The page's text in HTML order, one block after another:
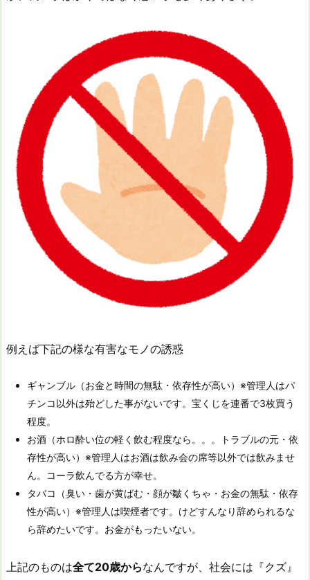
例えば下記の様な有害なモノの誘惑
ギャンブル（お金と時間の無駄・依存性が高い）※管理人はパ
チンコ以外は殆どした事がないです。宝くじを連番で3枚買う
程度。
お酒（ホロ酔い位の軽く飲む程度なら。。。トラブルの元・依
存性が高い）※管理人はお酒は飲み会の席等以外では飲みませ
ん。コーラ飲んでる方が幸せ。
タバコ（臭い・歯が黄ばむ・顔が皺くちゃ・お金の無駄・依存
性が高い）※管理人は喫煙者です。けどすんなり辞められるな
ら辞めたいです。お金がもったいない。
上記のものは全て20歳からなんですが、社会には『クズ』